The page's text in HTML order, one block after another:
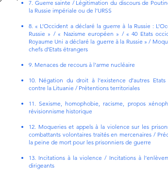
7. Guerre sainte / Légitimation du discours de
la Russie impériale ou de l’URSS
8. « L’Occident a déclaré la guerre à la Russie :
Russie » / « Nazisme européen » / « 40 Etats
Royaume Uni a déclaré la guerre à la Russie » /
chefs d’Etats étrangers
9. Menaces de recours à l’arme nucléaire
10. Négation du droit à l’existence d’autres
contre la Lituanie / Prétentions territoriales
11. Sexisme, homophobie, racisme, propos
révisionnisme historique
12. Moqueries et appels à la violence sur les
combattants volontaires traités en mercenaires /
la peine de mort pour les prisonniers de guerre
13. Incitations à la violence / Incitations à
dirigeants